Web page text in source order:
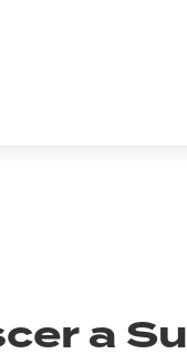
a